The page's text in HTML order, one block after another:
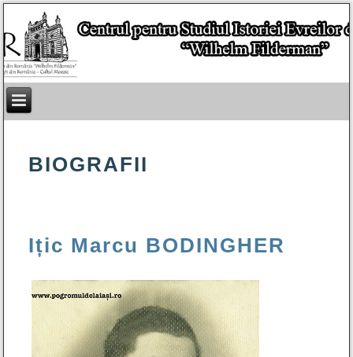
BIOGRAFII
Ițic Marcu BODINGHER